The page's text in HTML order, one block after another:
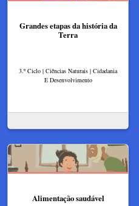
Grandes etapas da história da
Terra
3.º Ciclo | Ciências Naturais | Cidadania
E Desenvolvimento
Alimentação saudável